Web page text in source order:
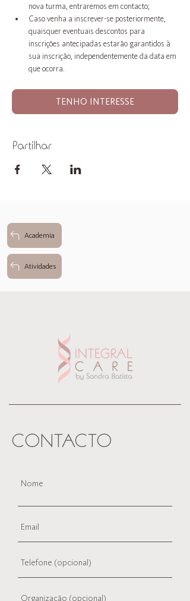
nova turma, entraremos em contacto;
Caso venha a inscrever-se posteriormente,
quaisquer eventuais descontos para
inscrições antecipadas estarão garantidos à
sua inscrição, independentemente da data em
que ocorra.
TENHO INTERESSE
Partilhar
Academia
Atividades
CONTACTO